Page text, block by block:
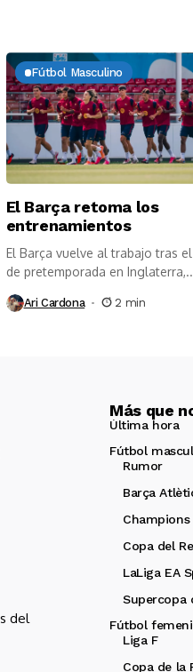
Fútbol Masculino
El Barça retoma los
entrenamientos
El Barça vuelve al trabajo tras el
de pretemporada en
Ari Cardona 2 min
del
Más que
Última hora
Fútbol
Rumor
Barça
Champions
Copa del
LaLiga EA
Supercopa
Fútbol
Liga F
Copa de la